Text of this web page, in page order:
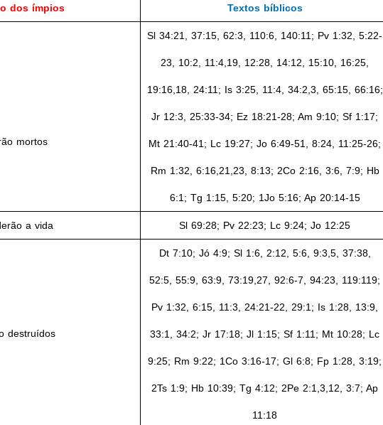
dos ímpios Textos bíblicos
mortos
Sl 34:21, 37:15, 62:3, 110:6, 140:11; Pv 1:32, 5:22-
23, 10:2, 11:4,19, 12:28, 14:12, 15:10, 16:25,
19:16,18, 24:11; Is 3:25, 11:4, 34:2,3, 65:15, 66:16;
Jr 12:3, 25:33-34; Ez 18:21-28; Am 9:10; Sf 1:17;
Mt 21:40-41; Lc 19:27; Jo 6:49-51, 8:24, 11:25-26;
Rm 1:32, 6:16,21,23, 8:13; 2Co 2:16, 3:6, 7:9; Hb
6:1; Tg 1:15, 5:20; 1Jo 5:16; Ap 20:14-15
a vida Sl 69:28; Pv 22:23; Lc 9:24; Jo 12:25
destruídos
Dt 7:10; Jó 4:9; Sl 1:6, 2:12, 5:6, 9:3,5, 37:38,
52:5, 55:9, 63:9, 73:19,27, 92:6-7, 94:23, 119:119;
Pv 1:32, 6:15, 11:3, 24:21-22, 29:1; Is 1:28, 13:9,
33:1, 34:2; Jr 17:18; Jl 1:15; Sf 1:11; Mt 10:28; Lc
9:25; Rm 9:22; 1Co 3:16-17; Gl 6:8; Fp 1:28, 3:19;
2Ts 1:9; Hb 10:39; Tg 4:12; 2Pe 2:1,3,12, 3:7; Ap
11:18